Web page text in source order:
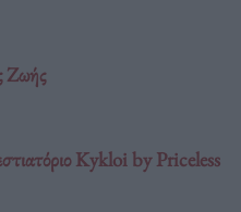
Ζωής
Kykloi by Priceless